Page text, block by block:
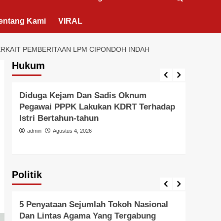
Kami VIRAL
PEMBERITAAN LPM CIPONDOH INDAH
Hukum
Berita Polisi
Diduga Kejam Dan Sadis Oknum
Pegawai PPPK Lakukan KDRT Terhadap
Istri Bertahun-tahun
admin Agustus 4, 2026
Politik
Politik
5 Penyataan Sejumlah Tokoh Nasional
Dan Lintas Agama Yang Tergabung